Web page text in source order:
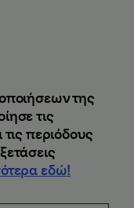
της
τις
περιόδους
εδώ!